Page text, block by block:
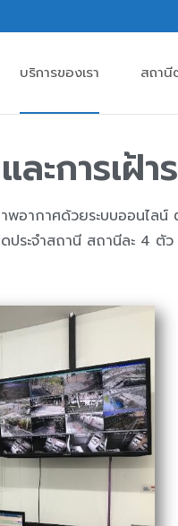
บริการของเรา สถา
ะการเฝ้า
กาศด้วยระบบออนไลน์
ระจำสถานี สถานีละ 4 ตั